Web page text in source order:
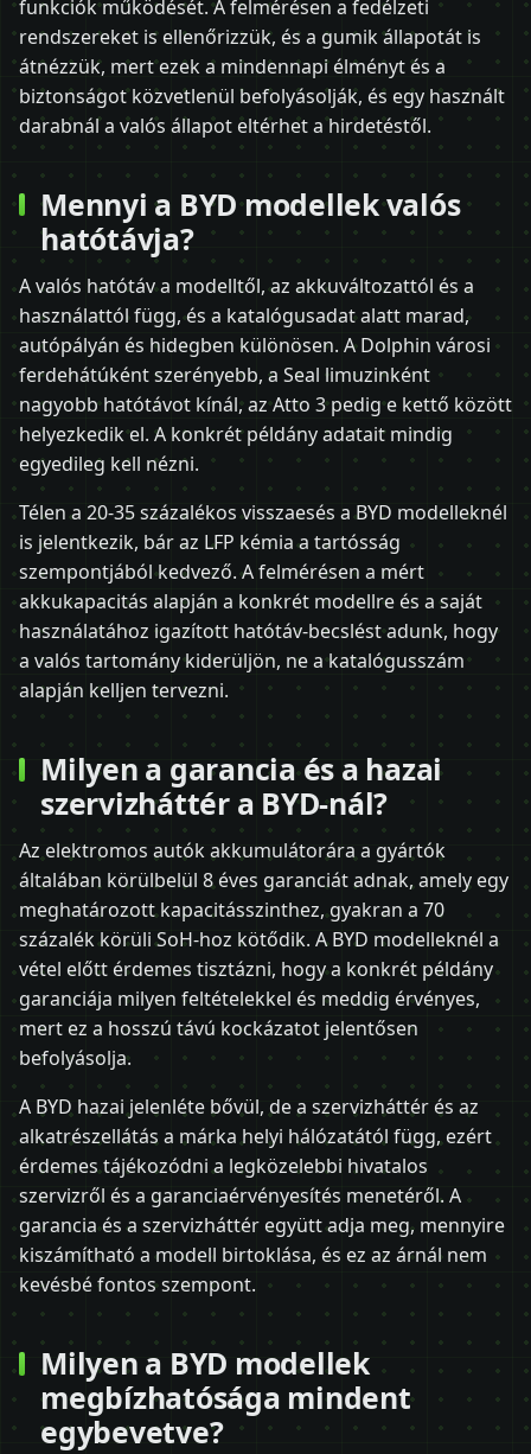
funkciók működését. A felmérésen a fedélzeti
rendszereket is ellenőrizzük, és a gumik állapotát is
átnézzük, mert ezek a mindennapi élményt és a
biztonságot közvetlenül befolyásolják, és egy használt
darabnál a valós állapot eltérhet a hirdetéstől.
Mennyi a BYD modellek valós
hatótávja?
A valós hatótáv a modelltől, az akkuváltozattól és a
használattól függ, és a katalógusadat alatt marad,
autópályán és hidegben különösen. A Dolphin városi
ferdehátúként szerényebb, a Seal limuzinként
nagyobb hatótávot kínál, az Atto 3 pedig e kettő között
helyezkedik el. A konkrét példány adatait mindig
egyedileg kell nézni.
Télen a 20-35 százalékos visszaesés a BYD modelleknél
is jelentkezik, bár az LFP kémia a tartósság
szempontjából kedvező. A felmérésen a mért
akkukapacitás alapján a konkrét modellre és a saját
használatához igazított hatótáv-becslést adunk, hogy
a valós tartomány kiderüljön, ne a katalógusszám
alapján kelljen tervezni.
Milyen a garancia és a hazai
szervizháttér a BYD-nál?
Az elektromos autók akkumulátorára a gyártók
általában körülbelül 8 éves garanciát adnak, amely egy
meghatározott kapacitásszinthez, gyakran a 70
százalék körüli SoH-hoz kötődik. A BYD modelleknél a
vétel előtt érdemes tisztázni, hogy a konkrét példány
garanciája milyen feltételekkel és meddig érvényes,
mert ez a hosszú távú kockázatot jelentősen
befolyásolja.
A BYD hazai jelenléte bővül, de a szervizháttér és az
alkatrészellátás a márka helyi hálózatától függ, ezért
érdemes tájékozódni a legközelebbi hivatalos
szervizről és a garanciaérvényesítés menetéről. A
garancia és a szervizháttér együtt adja meg, mennyire
kiszámítható a modell birtoklása, és ez az árnál nem
kevésbé fontos szempont.
Milyen a BYD modellek
megbízhatósága mindent
egybevetve?